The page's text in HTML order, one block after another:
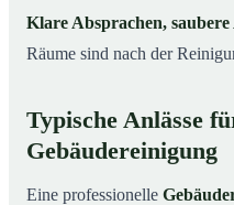
Klare Absprachen,
Räume sind nach der
Typische Anlässe
Gebäudereinigung
Eine professionelle